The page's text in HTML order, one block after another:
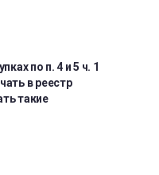
по п. 4 и 5 ч. 1
в реестр
такие